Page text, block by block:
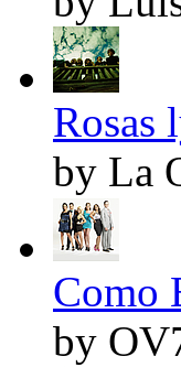
Rosas
by La
Como
by